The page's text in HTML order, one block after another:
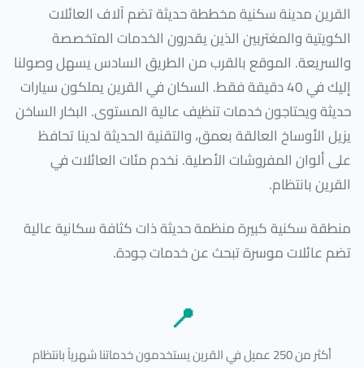
القرين مدينة سكنية مخططة حديثة تضم آلاف العائلات
الكويتية والمغتربين الذين يقدرون الخدمات المتخصصة
والسريعة. الموقع بالقرب من الطريق السادس يسهل وصولنا
إليك في 40 دقيقة فقط. السكان في القرين يملكون سيارات
حديثة ويحتاجون خدمات تنظيف عالية المستوى. البخار الساخن
يزيل الأوساخ العالقة بعمق، والتقنية الحديثة لدينا تحافظ
على ألوان المفروشات الأصلية. نخدم مئات العائلات في
القرين بانتظام.
منطقة سكنية كبيرة منظمة حديثة ذات كثافة سكانية عالية
تضم عائلات موسرة تبحث عن خدمات جودة.
📍
أكثر من 250 عميل في القرين يستخدمون خدماتنا شهرياً بانتظام